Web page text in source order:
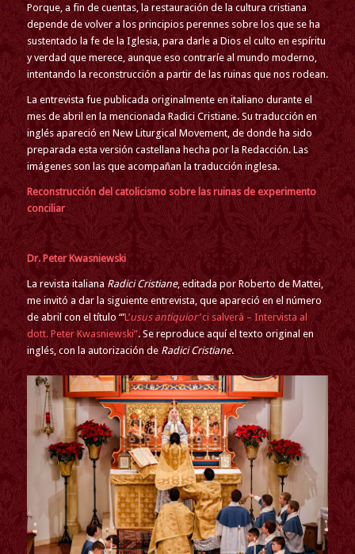
Porque, a fin de cuentas, la restauración de la cultura cristiana
depende de volver a los principios perennes sobre los que se ha
sustentado la fe de la Iglesia, para darle a Dios el culto en espíritu
y verdad que merece, aunque eso contraríe al mundo moderno,
intentando la reconstrucción a partir de las ruinas que nos rodean.
La entrevista fue publicada originalmente en italiano durante el
mes de abril en la mencionada Radici Cristiane. Su traducción en
inglés apareció en New Liturgical Movement, de donde ha sido
preparada esta versión castellana hecha por la Redacción. Las
imágenes son las que acompañan la traducción inglesa.
Reconstrucción del catolicismo sobre las ruinas de experimento
conciliar
Dr. Peter Kwasniewski
La revista italiana Radici Cristiane, editada por Roberto de Mattei,
me invitó a dar la siguiente entrevista, que apareció en el número
de abril con el título “’L’usus antiquior’ci salverà – Intervista al
dott. Peter Kwasniewski”. Se reproduce aquí el texto original en
inglés, con la autorización de Radici Cristiane.